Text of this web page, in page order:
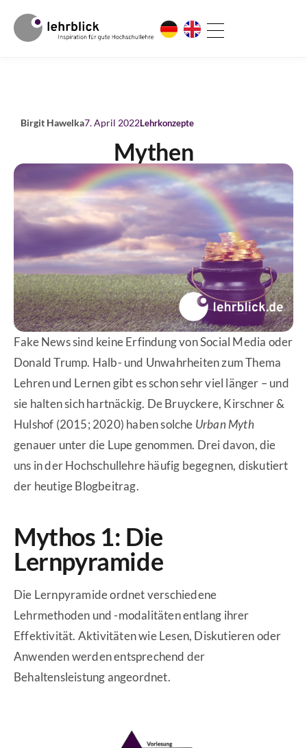
Birgit Hawelka7. April 2022Lehrkonzepte
Mythen
Fake News sind keine Erfindung von Social Media oder
Donald Trump. Halb- und Unwahrheiten zum Thema
Lehren und Lernen gibt es schon sehr viel länger – und
sie halten sich hartnäckig. De Bruyckere, Kirschner &
Hulshof (2015; 2020) haben solche Urban Myth
genauer unter die Lupe genommen. Drei davon, die
uns in der Hochschullehre häufig begegnen, diskutiert
der heutige Blogbeitrag.
Mythos 1: Die
Lernpyramide
Die Lernpyramide ordnet verschiedene
Lehrmethoden und -modalitäten entlang ihrer
Effektivität. Aktivitäten wie Lesen, Diskutieren oder
Anwenden werden entsprechend der
Behaltensleistung angeordnet.